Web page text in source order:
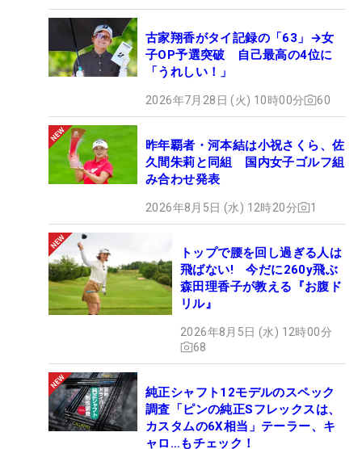
古家翔香がタイ記録の「63」→女
子OP予選突破 自己最高の4位に
「うれしい！」
2026年7月28日 (火) 10時00分 60
昨年覇者・河本結は小祝さくら、佐
久間朱莉と同組 国内女子ゴルフ組
み合わせ発表
2026年8月5日 (水) 12時20分 1
トップで腰を回し過ぎる人は
飛ばない! 今だに260y飛ぶ
森田理香子が教える『お腹ド
リル』
2026年8月5日 (水) 12時00分
68
純正シャフト12モデルのスペック
調査「ピンの純正Sフレックスは、
カスタムの6X相当」テーラー、キ
ャロ…もチェック！